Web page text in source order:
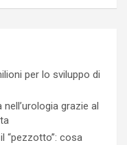
per lo sviluppo di
grazie al
“pezzotto”: cosa